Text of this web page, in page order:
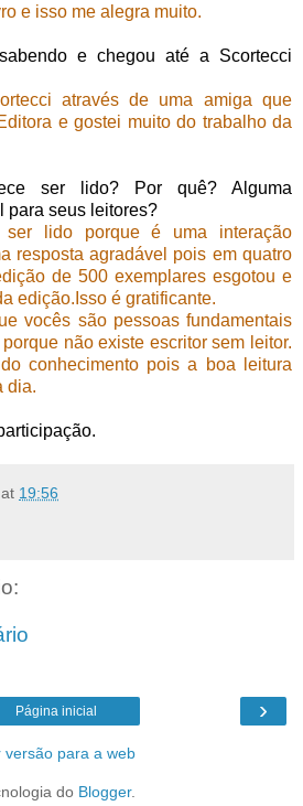
e isso me alegra muito.
e chegou até a Scortecci
através de uma amiga que
e gostei muito do trabalho da
ser lido? Por quê? Alguma
para seus leitores?
ser lido porque é uma interação
resposta agradável pois em quatro
de 500 exemplares esgotou e
edição.Isso é gratificante.
vocês são pessoas fundamentais
não existe escritor sem leitor.
conhecimento pois a boa leitura
dia.
at 19:56
›
Página inicial
versão para a web
do Blogger.